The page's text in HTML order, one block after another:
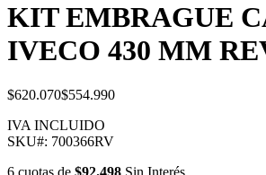
KIT EMBRAGUE
IVECO 430 MM
$620.070$554.990
IVA INCLUIDO
SKU#: 700366RV
6 cuotas de $92.498 Sin Interés